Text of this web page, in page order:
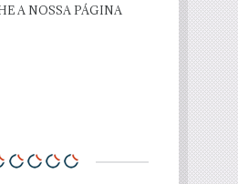
A NOSSA PÁGINA